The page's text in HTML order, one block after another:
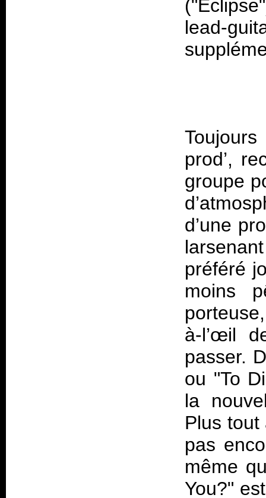
lead-
prod’,
groupe
d’une
préféré
moins
à-l’œil
passer.
ou "To
la
Plus tout
pas
même
You?"